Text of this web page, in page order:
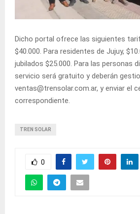
Dicho portal ofrece las siguientes
$40.000. Para residentes de Jujuy,
jubilados $25.000. Para las personas
servicio será gratuito y deberán
ventas@trensolar.com.ar, y enviar el
correspondiente.
TREN SOLAR
0